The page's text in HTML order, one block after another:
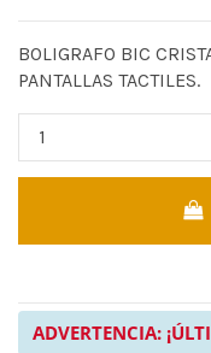
BOLIGRAFO BIC
PANTALLAS TACTILES.
ADVERTENCIA: